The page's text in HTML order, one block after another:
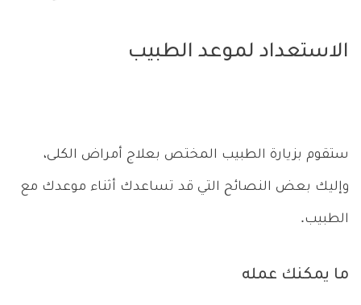
الاستعداد لموعد الطبيب
ستقوم بزيارة الطبيب المختص بعلاج أمراض الكلى،
وإليك بعض النصائح التي قد تساعدك أثناء موعدك مع
الطبيب.
ما يمكنك عمله